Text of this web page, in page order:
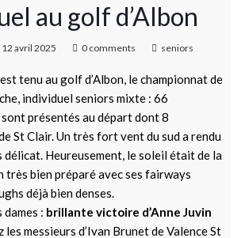
au golf d’Albon
12 avril 2025 0 comments seniors
tenu au golf d’Albon, le championnat de
individuel seniors mixte : 66
présentés au départ dont 8
St Clair. Un très fort vent du sud a rendu
délicat. Heureusement, le soleil était de la
bien préparé avec ses fairways
déjà bien denses.
: brillante victoire d’Anne Juvin
les messieurs d’Ivan Brunet de Valence St